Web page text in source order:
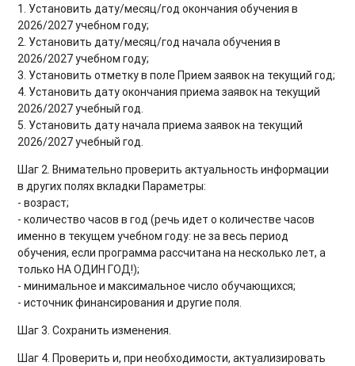
1. Установить дату/месяц/год окончания обучения в
2026/2027 учебном году;
2. Установить дату/месяц/год начала обучения в
2026/2027 учебном году;
3. Установить отметку в поле Прием заявок на текущий год;
4. Установить дату окончания приема заявок на текущий
2026/2027 учебный год.
5. Установить дату начала приема заявок на текущий
2026/2027 учебный год.
Шаг 2. Внимательно проверить актуальность информации
в других полях вкладки Параметры:
- возраст;
- количество часов в год (речь идет о количестве часов
именно в текущем учебном году: не за весь период
обучения, если программа рассчитана на несколько лет, а
только НА ОДИН ГОД!);
- минимальное и максимальное число обучающихся;
- источник финансирования и другие поля.
Шаг 3. Сохранить изменения.
Шаг 4. Проверить и, при необходимости, актуализировать